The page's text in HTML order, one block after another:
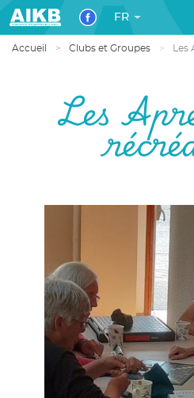
FR
Accueil Clubs et Groupes
Les